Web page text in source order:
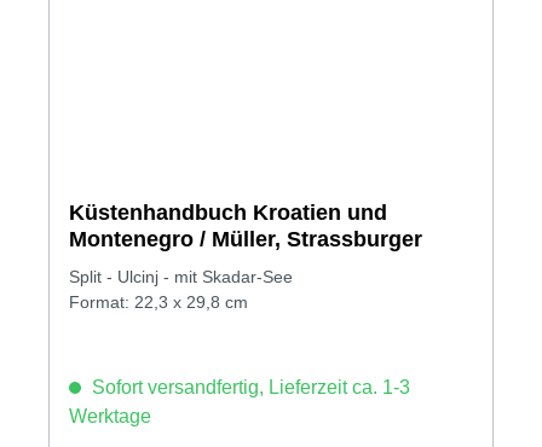
Küstenhandbuch Kroatien und
Montenegro / Müller, Strassburger
Split - Ulcinj - mit Skadar-See
Format: 22,3 x 29,8 cm
Sofort versandfertig, Lieferzeit ca. 1-3
Werktage